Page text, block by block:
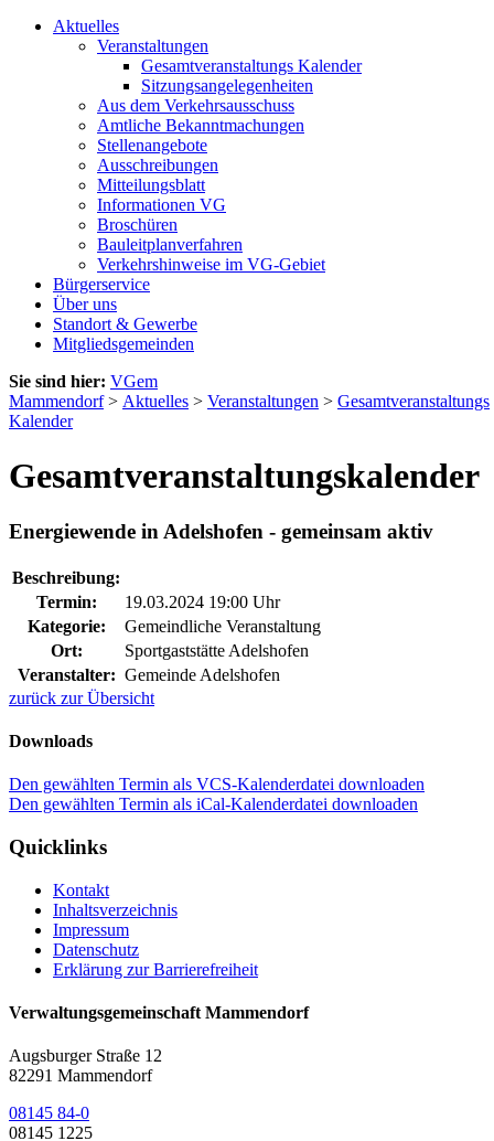
Aktuelles
Veranstaltungen
Gesamtveranstaltungs Kalender
Sitzungsangelegenheiten
Aus dem Verkehrsausschuss
Amtliche Bekanntmachungen
Stellenangebote
Ausschreibungen
Mitteilungsblatt
Informationen VG
Broschüren
Bauleitplanverfahren
Verkehrshinweise im VG-Gebiet
Bürgerservice
Über uns
Standort & Gewerbe
Mitgliedsgemeinden
Sie sind hier: VGem
Mammendorf> Aktuelles > Veranstaltungen > Gesamtveranstaltungs
Kalender
Gesamtveranstaltungskalender
Energiewende in Adelshofen - gemeinsam aktiv
Beschreibung:
Termin:
19.03.2024 19:00 Uhr
Kategorie:
Gemeindliche Veranstaltung
Ort:
Sportgaststätte Adelshofen
Veranstalter: Gemeinde Adelshofen
zurück zur Übersicht
Downloads
Den gewählten Termin als VCS-Kalenderdatei downloaden
Den gewählten Termin als iCal-Kalenderdatei downloaden
Quicklinks
Kontakt
Inhaltsverzeichnis
Impressum
Datenschutz
Erklärung zur Barrierefreiheit
Verwaltungsgemeinschaft Mammendorf
Augsburger Straße 12
82291 Mammendorf
08145 84-0
08145 1225